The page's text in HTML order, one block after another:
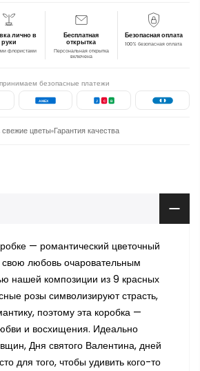
лично в
руки
флористами
Бесплатная
открытка
Персональная открытка
включена
Безопасная оплата
100% безопасная оплата
безопасные платежи
AMEX J C B
цветы Гарантия качества
— романтический цветочный
любовь очаровательным
нашей композиции из 9 красных
розы символизируют страсть,
поэтому эта коробка —
и восхищения. Идеально
Дня святого Валентина, дней
для того, чтобы удивить кого-то